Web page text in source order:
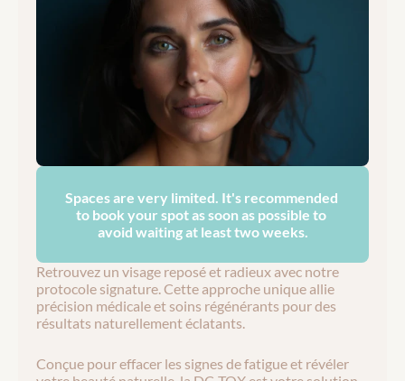
Spaces are very limited. It's recommended
to book your spot as soon as possible to
avoid waiting at least two weeks.
Retrouvez un visage reposé et radieux avec notre
protocole signature. Cette approche unique allie
précision médicale et soins régénérants pour des
résultats naturellement éclatants.
Conçue pour effacer les signes de fatigue et révéler